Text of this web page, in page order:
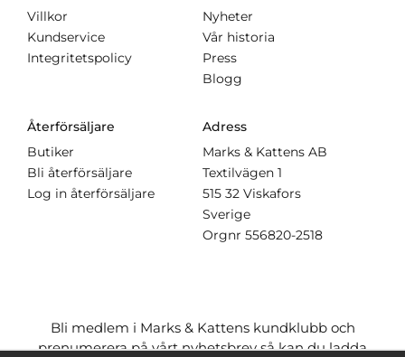
Villkor
Kundservice
Integritetspolicy
Nyheter
Vår historia
Press
Blogg
Återförsäljare
Butiker
Bli återförsäljare
Log in återförsäljare
Adress
Marks & Kattens AB
Textilvägen 1
515 32 Viskafors
Sverige
Orgnr 556820-2518
Bli medlem i Marks & Kattens kundklubb och
prenumerera på vårt nyhetsbrev så kan du ladda